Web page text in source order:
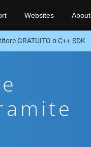
Websites About
GRATUITO o C++ SDK